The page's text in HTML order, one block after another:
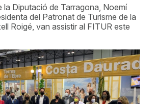
la Diputació de Tarragona, Noemí
del Patronat de Turisme de la
Roigé, van assistir al FITUR este